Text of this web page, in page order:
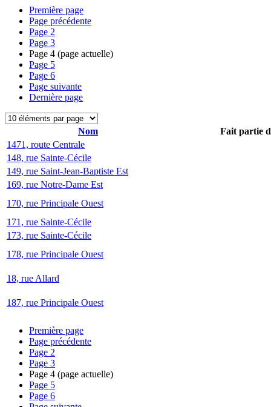
Première page
Page précédente
Page 2
Page 3
Page 4 (page actuelle)
Page 5
Page 6
Page suivante
Dernière page
Nom
Fait partie
1471, route Centrale
148, rue Sainte-Cécile
149, rue Saint-Jean-Baptiste Est
169, rue Notre-Dame Est
170, rue Principale Ouest
171, rue Sainte-Cécile
173, rue Sainte-Cécile
178, rue Principale Ouest
18, rue Allard
187, rue Principale Ouest
Première page
Page précédente
Page 2
Page 3
Page 4 (page actuelle)
Page 5
Page 6